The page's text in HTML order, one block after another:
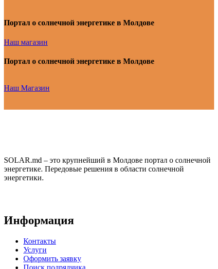
Портал о солнечной энергетике в Молдове
Наш магазин
Портал о солнечной энергетике в Молдове
Наш Магазин
SOLAR.md – это крупнейший в Молдове портал о солнечной
энергетике. Передовые решения в области солнечной
энергетики.
Информация
Контакты
Услуги
Оформить заявку
Поиск подрядчика